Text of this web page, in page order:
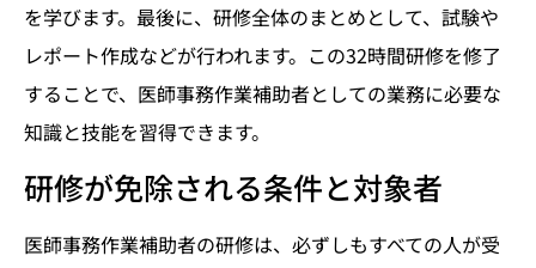
を学びます。最後に、研修全体のまとめとして、試験や
レポート作成などが行われます。この32時間研修を修了
することで、医師事務作業補助者としての業務に必要な
知識と技能を習得できます。
研修が免除される条件と対象者
医師事務作業補助者の研修は、必ずしもすべての人が受